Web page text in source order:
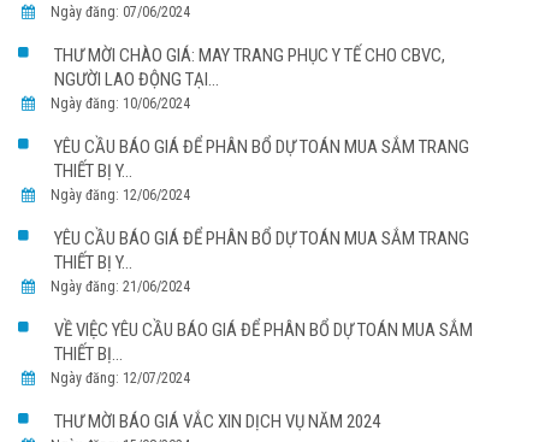
Ngày đăng: 07/06/2024
THƯ MỜI CHÀO GIÁ: MAY TRANG PHỤC Y TẾ CHO CBVC,
NGƯỜI LAO ĐỘNG TẠI...
Ngày đăng: 10/06/2024
YÊU CẦU BÁO GIÁ ĐỂ PHÂN BỔ DỰ TOÁN MUA SẮM TRANG
THIẾT BỊ Y...
Ngày đăng: 12/06/2024
YÊU CẦU BÁO GIÁ ĐỂ PHÂN BỔ DỰ TOÁN MUA SẮM TRANG
THIẾT BỊ Y...
Ngày đăng: 21/06/2024
VỀ VIỆC YÊU CẦU BÁO GIÁ ĐỂ PHÂN BỔ DỰ TOÁN MUA SẮM
THIẾT BỊ...
Ngày đăng: 12/07/2024
THƯ MỜI BÁO GIÁ VẮC XIN DỊCH VỤ NĂM 2024